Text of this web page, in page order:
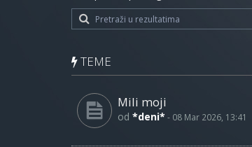
TEME
Mili moji
od *deni* - 08 Mar 2026, 13:41